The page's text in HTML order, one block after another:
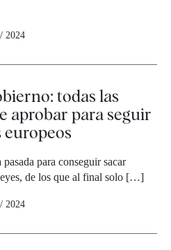
2024
todas las
aprobar para seguir
para conseguir sacar
de los que al final solo […]
2024